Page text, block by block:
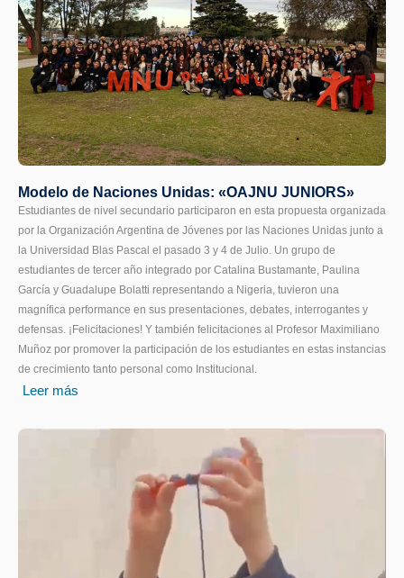
Modelo de Naciones Unidas: «OAJNU JUNIORS»
Estudiantes de nivel secundario participaron en esta propuesta organizada
por la Organización Argentina de Jóvenes por las Naciones Unidas junto a
la Universidad Blas Pascal el pasado 3 y 4 de Julio. Un grupo de
estudiantes de tercer año integrado por Catalina Bustamante, Paulina
García y Guadalupe Bolatti representando a Nigeria, tuvieron una
magnífica performance en sus presentaciones, debates, interrogantes y
defensas. ¡Felicitaciones! Y también felicitaciones al Profesor Maximiliano
Muñoz por promover la participación de los estudiantes en estas instancias
de crecimiento tanto personal como Institucional.
Leer más